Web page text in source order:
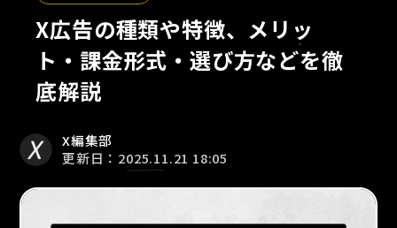
X広告の種類や特徴、メリッ
ト・課金形式・選び方などを徹
底解説
X編集部
更新日：2025.11.21 18:05